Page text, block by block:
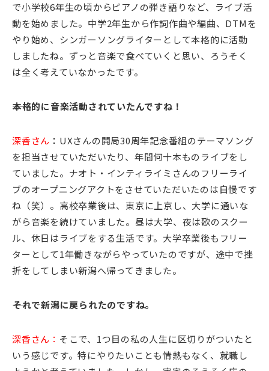
で小学校6年生の頃からピアノの弾き語りなど、ライブ活
動を始めました。中学2年生から作詞作曲や編曲、DTMを
やり始め、シンガーソングライターとして本格的に活動
しましたね。ずっと音楽で食べていくと思い、ろうそく
は全く考えていなかったです。
――本格的に音楽活動されていたんですね！
深香さん ： UXさんの開局30周年記念番組のテーマソング
を担当させていただいたり、年間何十本ものライブをし
ていました。ナオト・インティライミさんのフリーライ
ブのオープニングアクトをさせていただいたのは自慢です
ね（笑）。高校卒業後は、東京に上京し、大学に通いな
がら音楽を続けていました。昼は大学、夜は歌のスクー
ル、休日はライブをする生活です。大学卒業後もフリー
ターとして1年働きながらやっていたのですが、途中で挫
折をしてしまい新潟へ帰ってきました。
――それで新潟に戻られたのですね。
深香さん： そこで、1つ目の私の人生に区切りがついたと
いう感じです。特にやりたいことも情熱もなく、就職し